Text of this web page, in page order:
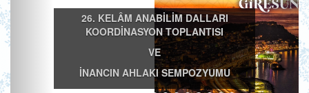
26. KELÂM ANABİLİM DALLARI
KOORDİNASYON TOPLANTISI
VE
İNANCIN AHLAKI SEMPOZYUMU